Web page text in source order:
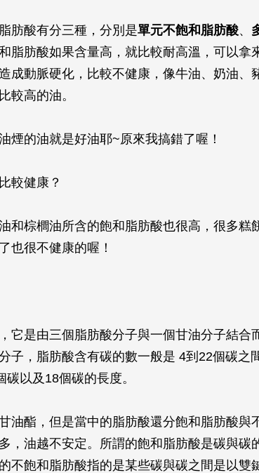
肪酸有分三種，分別是單元不飽和脂肪酸、
和脂肪酸如果含量高，就比較耐高溫，可以拿
成動脈硬化，比較不健康，像牛油、奶油、
較高的油。
煙的油就是好油耶~原來我搞錯了喔！
較健康？
和棕櫚油所含的飽和脂肪酸也很高，很多糕
也很不健康的喔！
它是由三個脂肪酸分子與一個甘油分子結合
子，脂肪酸含有碳的數一般是 4到22個碳之
以及18個碳的長度。
油酯，但是當中的脂肪酸還分飽和脂肪酸與
，油越不安定。所謂的飽和脂肪酸是碳與碳
不飽和脂肪酸指的是某些碳與碳之間是以雙